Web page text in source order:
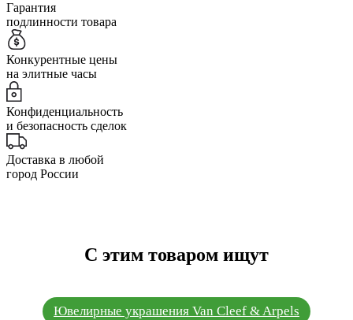
Гарантия
подлинности товара
Конкурентные цены
на элитные часы
Конфиденциальность
и безопасность сделок
Доставка в любой
город России
С этим товаром ищут
Ювелирные украшения Van Cleef & Arpels